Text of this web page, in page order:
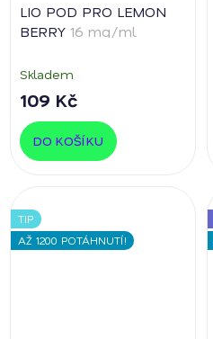
LIO POD PRO LEMON
BERRY 16 mg/ml
Skladem
109 Kč
DO KOŠÍKU
TIP
AŽ 1200 POTÁHNUTÍ!